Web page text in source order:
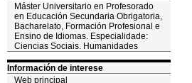
Máster Universitario en Profesorado
en Educación Secundaria Obrigatoria,
Bacharelato, Formación Profesional e
Ensino de Idiomas. Especialidade:
Ciencias Sociais. Humanidades
Información de interese
Web principal